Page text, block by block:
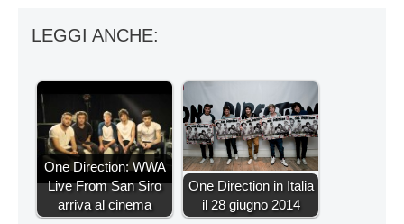
LEGGI ANCHE:
One Direction: WWA
Live From San Siro
arriva al cinema
One Direction in Italia
il 28 giugno 2014